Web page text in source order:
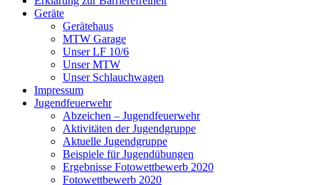
Geräte
Gerätehaus
MTW Garage
Unser LF 10/6
Unser MTW
Unser Schlauchwagen
Impressum
Jugendfeuerwehr
Abzeichen – Jugendfeuerwehr
Aktivitäten der Jugendgruppe
Aktuelle Jugendgruppe
Beispiele für Jugendübungen
Ergebnisse Fotowettbewerb 2020
Fotowettbewerb 2020